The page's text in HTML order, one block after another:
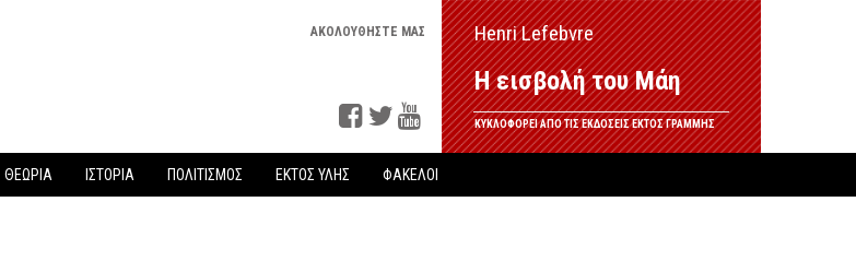
ΑΚΟΛΟΥΘΗΣΤΕ ΜΑΣ Henri Lefebvre
Η εισβολή του Μάη
ΚΥΚΛΟΦΟΡΕΙ ΑΠΟ ΤΙΣ ΕΚΔΟΣΕΙΣ ΕΚΤΟΣ ΓΡΑΜΜΗΣ
ΘΕΩΡΙΑ ΙΣΤΟΡΙΑ ΠΟΛΙΤΙΣΜΟΣ ΕΚΤΟΣ ΥΛΗΣ ΦΑΚΕΛΟΙ